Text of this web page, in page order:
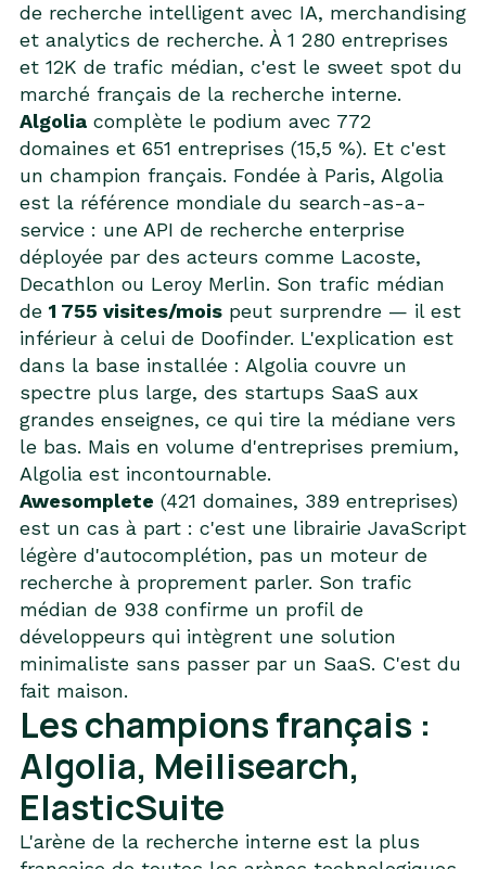
de recherche intelligent avec IA, merchandising
et analytics de recherche. À 1 280 entreprises
et 12K de trafic médian, c'est le sweet spot du
marché français de la recherche interne.
Algolia complète le podium avec 772
domaines et 651 entreprises (15,5 %). Et c'est
un champion français. Fondée à Paris, Algolia
est la référence mondiale du search-as-a-
service : une API de recherche enterprise
déployée par des acteurs comme Lacoste,
Decathlon ou Leroy Merlin. Son trafic médian
de 1 755 visites/mois peut surprendre — il est
inférieur à celui de Doofinder. L'explication est
dans la base installée : Algolia couvre un
spectre plus large, des startups SaaS aux
grandes enseignes, ce qui tire la médiane vers
le bas. Mais en volume d'entreprises premium,
Algolia est incontournable.
Awesomplete (421 domaines, 389 entreprises)
est un cas à part : c'est une librairie JavaScript
légère d'autocomplétion, pas un moteur de
recherche à proprement parler. Son trafic
médian de 938 confirme un profil de
développeurs qui intègrent une solution
minimaliste sans passer par un SaaS. C'est du
fait maison.
Les champions français :
Algolia, Meilisearch,
ElasticSuite
L'arène de la recherche interne est la plus